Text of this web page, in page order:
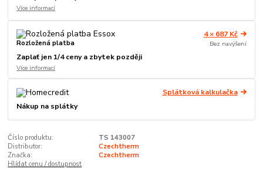
Více informací
Rozložená platba
4 × 687 Kč
Bez navýšení
Zaplať jen 1/4 ceny a zbytek později
Více informací
Splátková kalkulačka
Nákup na splátky
Číslo produktu:
TS 143007
Distributor:
Czechtherm
Značka:
Czechtherm
Hlídat cenu / dostupnost